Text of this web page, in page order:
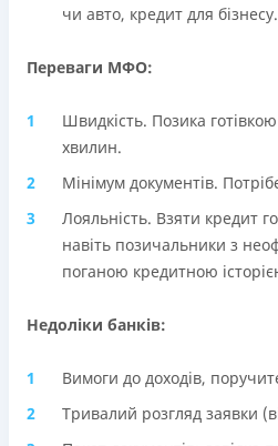
чи авто, кредит для бізнесу.
Переваги МФО:
Швидкість. Позика
хвилин.
Мінімум документів.
Лояльність. Взяти кредит
навіть позичальники з
поганою кредитною
Недоліки банків:
Вимоги до доходів,
Тривалий розгляд заявки